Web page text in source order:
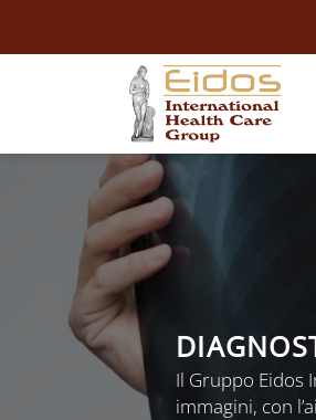
Il Gruppo Eidos
immagini, con